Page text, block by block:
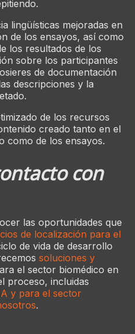
lingüísticas mejoradas en
de los ensayos, así como
los resultados de los
sobre los participantes
de documentación
descripciones y la
de los recursos
creado tanto en el
como de los ensayos.
con
las oportunidades que
de localización para el
de vida de desarrollo
soluciones y
el sector biomédico en
proceso, incluidas
y para el sector
.